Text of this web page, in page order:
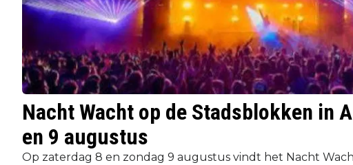
Nacht Wacht op de Stadsblokken in
en 9 augustus
Op zaterdag 8 en zondag 9 augustus vindt het Nacht